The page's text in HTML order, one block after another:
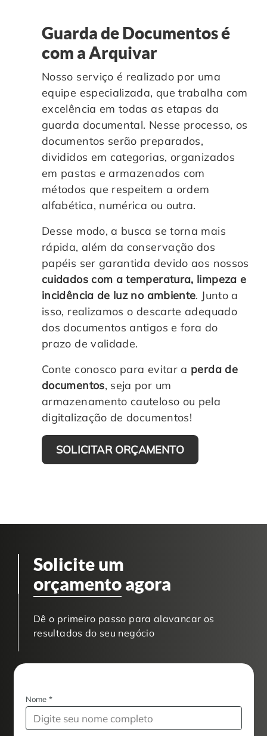
Guarda de Documentos é
com a Arquivar
Nosso serviço é realizado por uma
equipe especializada, que trabalha com
excelência em todas as etapas da
guarda documental. Nesse processo, os
documentos serão preparados,
divididos em categorias, organizados
em pastas e armazenados com
métodos que respeitem a ordem
alfabética, numérica ou outra.
Desse modo, a busca se torna mais
rápida, além da conservação dos
papéis ser garantida devido aos nossos
cuidados com a temperatura, limpeza e
incidência de luz no ambiente. Junto a
isso, realizamos o descarte adequado
dos documentos antigos e fora do
prazo de validade.
Conte conosco para evitar a perda de
documentos, seja por um
armazenamento cauteloso ou pela
digitalização de documentos!
SOLICITAR ORÇAMENTO
Solicite um
orçamento agora
Dê o primeiro passo para alavancar os
resultados do seu negócio
Nome *